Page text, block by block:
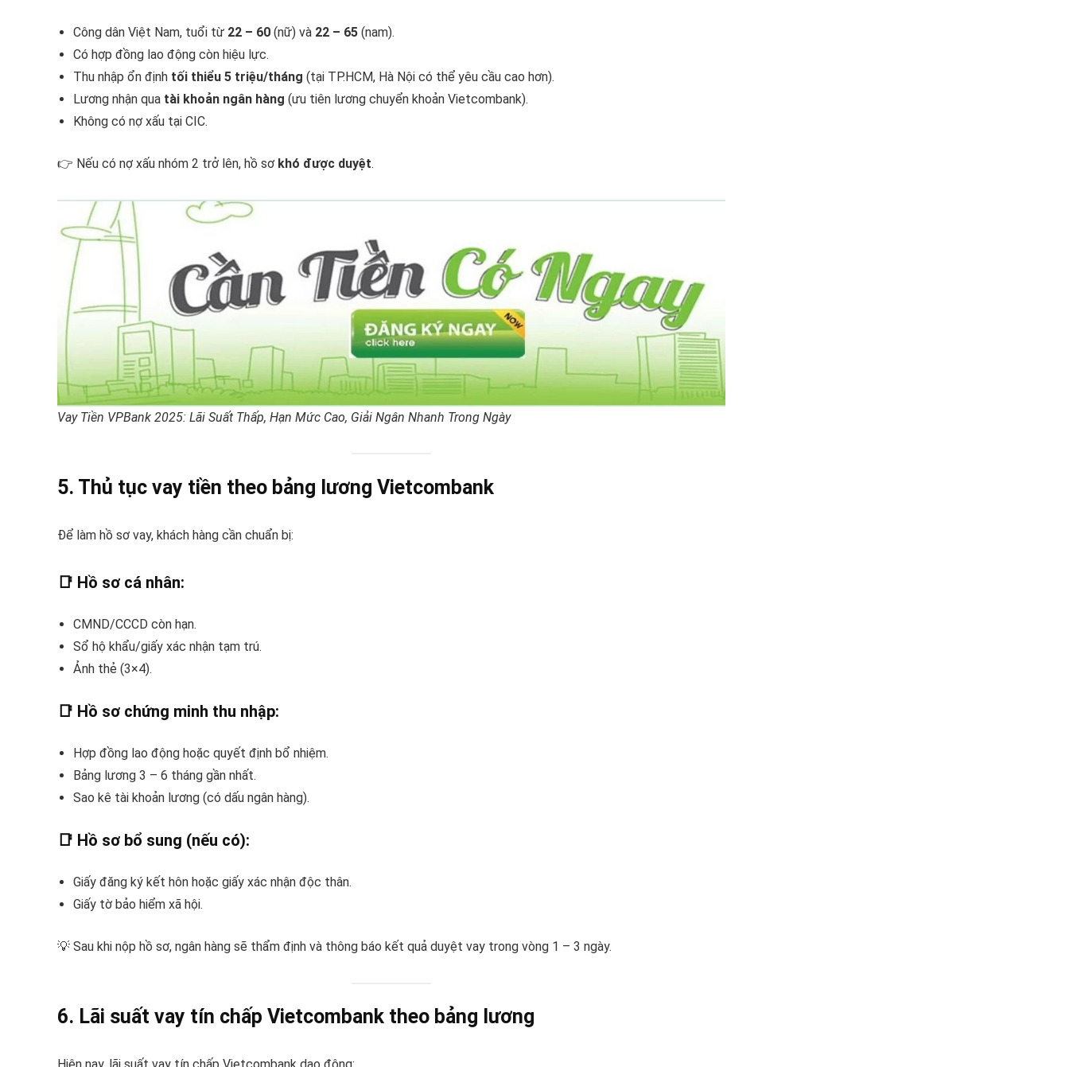
Công dân Việt Nam, tuổi từ 22 – 60 (nữ) và 22 – 65 (nam).
Có hợp đồng lao động còn hiệu lực.
Thu nhập ổn định tối thiểu 5 triệu/tháng (tại TP.HCM, Hà Nội có thể yêu cầu cao hơn).
Lương nhận qua tài khoản ngân hàng (ưu tiên lương chuyển khoản Vietcombank).
Không có nợ xấu tại CIC.
👉 Nếu có nợ xấu nhóm 2 trở lên, hồ sơ khó được duyệt.
Vay Tiền VPBank 2025: Lãi Suất Thấp, Hạn Mức Cao, Giải Ngân Nhanh Trong Ngày
5. Thủ tục vay tiền theo bảng lương Vietcombank
Để làm hồ sơ vay, khách hàng cần chuẩn bị:
📑 Hồ sơ cá nhân:
CMND/CCCD còn hạn.
Sổ hộ khẩu/giấy xác nhận tạm trú.
Ảnh thẻ (3×4).
📑 Hồ sơ chứng minh thu nhập:
Hợp đồng lao động hoặc quyết định bổ nhiệm.
Bảng lương 3 – 6 tháng gần nhất.
Sao kê tài khoản lương (có dấu ngân hàng).
📑 Hồ sơ bổ sung (nếu có):
Giấy đăng ký kết hôn hoặc giấy xác nhận độc thân.
Giấy tờ bảo hiểm xã hội.
💡 Sau khi nộp hồ sơ, ngân hàng sẽ thẩm định và thông báo kết quả duyệt vay trong vòng 1 – 3 ngày.
6. Lãi suất vay tín chấp Vietcombank theo bảng lương